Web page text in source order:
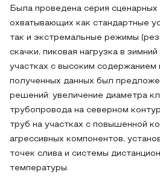
Была проведена серия сценарных
охватывающих как стандартные
так и экстремальные режимы
скачки, пиковая нагрузка в
участках с высоким содержанием
полученных данных был
решений: увеличение диаметра
трубопровода на северном
труб на участках с повышенной
агрессивных компонентов,
точек слива и системы
температуры.